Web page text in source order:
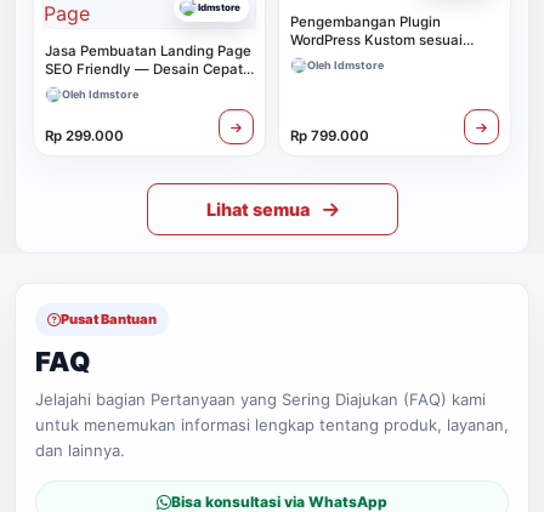
Idmstore
Jasa Pembuatan Landing Page
SEO Friendly — Desain Cepat
& Optimasi On-Page
Oleh Idmstore
Rp 299.000
Pengembangan Plugin
WordPress Kustom sesuai
Kebutuhan Bisnis Anda
Oleh Idmstore
Rp 799.000
Lihat semua
Pusat Bantuan
FAQ
Jelajahi bagian Pertanyaan yang Sering Diajukan (FAQ) kami
untuk menemukan informasi lengkap tentang produk, layanan,
dan lainnya.
Bisa konsultasi via WhatsApp